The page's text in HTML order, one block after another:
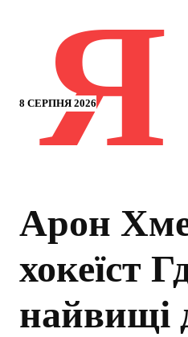
8 СЕРПНЯ 2026
Я
Арон
хокеїст
найвищі